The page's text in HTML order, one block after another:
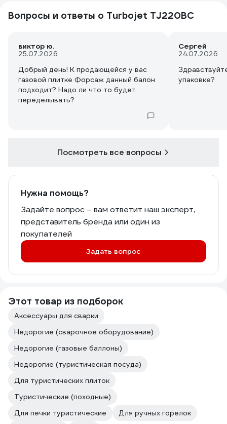
Вопросы и ответы о Turbojet TJ220BC
виктор ю.
25.07.2026
Добрый день! К продающейся у вас
газовой плитке Форсаж данный балон
подходит? Надо ли что то будет
переделывать?
Сергей
24.07.2026
упаковке?
Посмотреть все вопросы
Нужна помощь?
Задайте вопрос – вам ответит наш эксперт,
представитель бренда или один из
покупателей
Задать вопрос
Этот товар из подборок
Аксессуары для сварки
Недорогие (сварочное оборудование)
Недорогие (газовые баллоны)
Недорогие (туристическая посуда)
Для туристических плиток
Туристические (походные)
Для печки туристические
Для ручных горелок